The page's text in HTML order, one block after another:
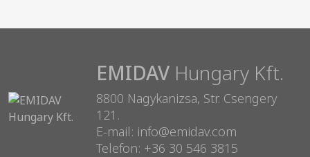
EMIDAVHungary Kft.
8800 Nagykanizsa, Str. Csengery
121.
E-mail: info@emidav.com
Telefon: +36 30 546 3815